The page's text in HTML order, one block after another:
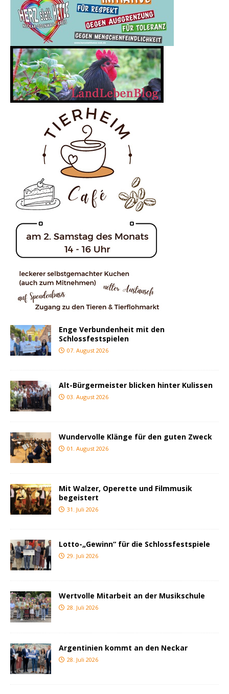
Enge Verbundenheit mit den
Schlossfestspielen
07. August 2026
Alt-Bürgermeister blicken hinter Kulissen
03. August 2026
Wundervolle Klänge für den guten Zweck
01. August 2026
Mit Walzer, Operette und Filmmusik
begeistert
31. Juli 2026
Lotto-„Gewinn“ für die Schlossfestspiele
29. Juli 2026
Wertvolle Mitarbeit an der Musikschule
28. Juli 2026
Argentinien kommt an den Neckar
28. Juli 2026